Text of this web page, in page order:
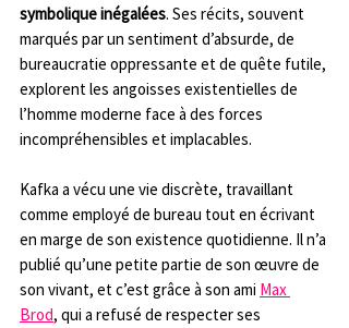
symbolique inégalées. Ses récits, souvent
marqués par un sentiment d’absurde, de
bureaucratie oppressante et de quête futile,
explorent les angoisses existentielles de
l’homme moderne face à des forces
incompréhensibles et implacables.
Kafka a vécu une vie discrète, travaillant
comme employé de bureau tout en écrivant
en marge de son existence quotidienne. Il n’a
publié qu’une petite partie de son œuvre de
son vivant, et c’est grâce à son ami Max
Brod, qui a refusé de respecter ses